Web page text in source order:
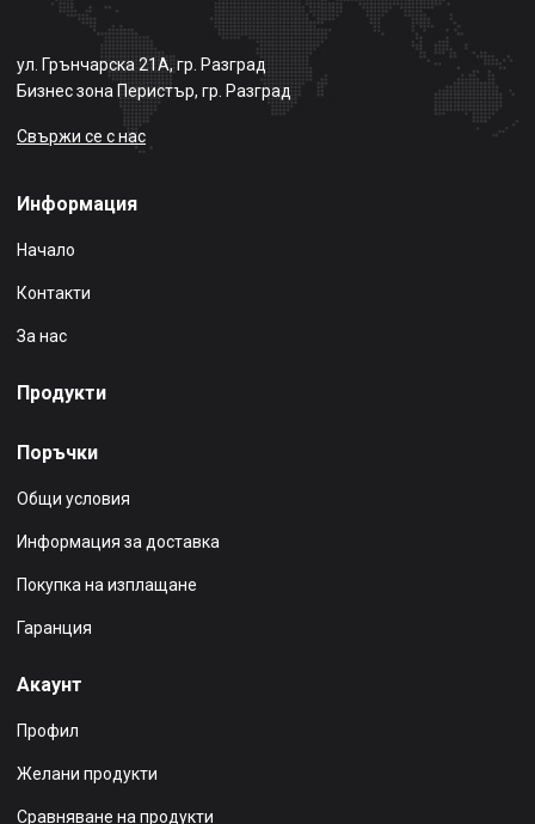
ул. Грънчарска 21А, гр. Разград
Бизнес зона Перистър, гр. Разград
Свържи се с нас
Информация
Начало
Контакти
За нас
Продукти
Поръчки
Общи условия
Информация за доставка
Покупка на изплащане
Гаранция
Акаунт
Профил
Желани продукти
Сравняване на продукти